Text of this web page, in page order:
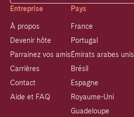
Entreprise
À propos
Devenir hôte
Parrainez vos amis
Carrières
Contact
Aide et FAQ
Pays
France
Portugal
Émirats arabes unis
Brésil
Espagne
Royaume-Uni
Guadeloupe